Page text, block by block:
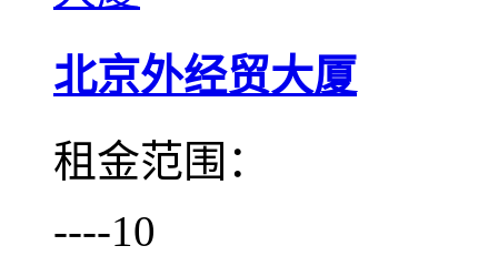
北京外经贸大厦
租金范围：
----10